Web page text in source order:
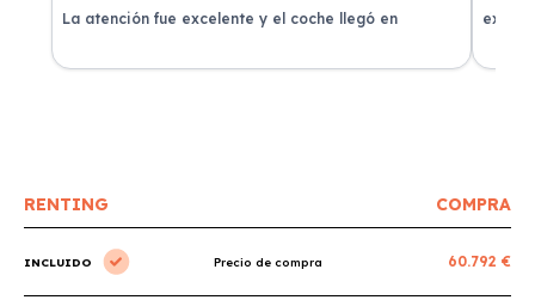
La atención fue excelente y el coche llegó en
RENTING COMPRA
INCLUIDO Precio de compra 60.792 €